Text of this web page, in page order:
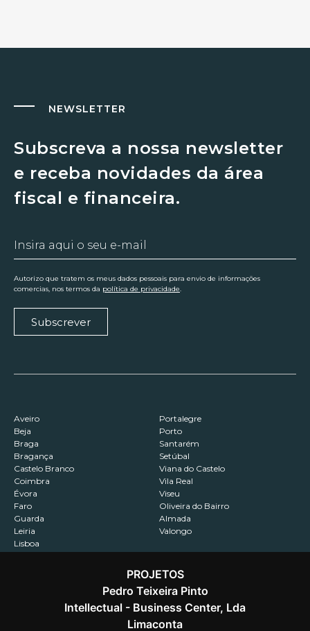
NEWSLETTER
Subscreva a nossa newsletter
e receba novidades da área
fiscal e financeira.
Autorizo que tratem os meus dados pessoais para envio de informações
comercias, nos termos da política de privacidade.
Subscrever
Aveiro
Beja
Braga
Bragança
Castelo Branco
Coimbra
Évora
Faro
Guarda
Leiria
Lisboa
Portalegre
Porto
Santarém
Setúbal
Viana do Castelo
Vila Real
Viseu
Oliveira do Bairro
Almada
Valongo
Contactos Recrutamento Política de Privacidade
PROJETOS
Pedro Teixeira Pinto
Intellectual - Business Center, Lda
Limaconta